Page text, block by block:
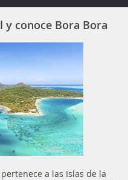
y conoce Bora Bora
a las Islas de la